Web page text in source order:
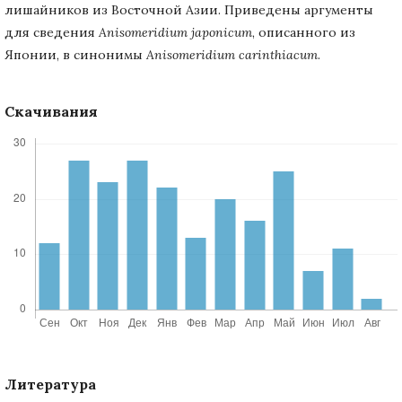
лишайников из Восточной Азии. Приведены аргументы
для сведения Anisomeridium japonicum, описанного из
Японии, в синонимы Anisomeridium carinthiacum.
Скачивания
Литература